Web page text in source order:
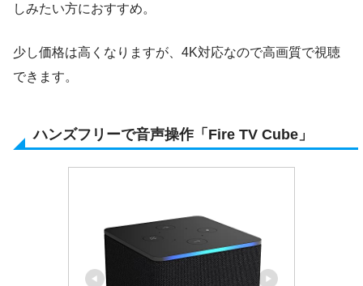
しみたい方におすすめ。
少し価格は高くなりますが、4K対応なので高画質で視聴
できます。
ハンズフリーで音声操作「Fire TV Cube」